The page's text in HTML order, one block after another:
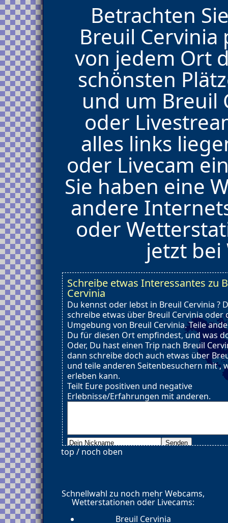
Betrachten
Breuil Cervinia
von jedem Ort
schönsten
und um Breuil
oder
alles links
oder Livecam
Sie haben eine
andere
oder
jetzt
Schreibe etwas Interessantes zu
Cervinia
Du kennst oder lebst in Breuil Cervinia ?
schreibe etwas über Breuil Cervinia oder
Umgebung von Breuil Cervinia. Teile
Du für diesen Ort empfindest, und was
Oder, Du hast einen Trip nach Breuil
dann schreibe doch auch etwas über
und teile anderen Seitenbesuchern mit ,
erleben kann.
Teilt Eure positiven und negative
Erlebnisse/Erfahrungen mit anderen.
top / noch oben
Schnellwahl zu noch mehr Webcams,
Wetterstationen oder Livecams:
Breuil Cervinia